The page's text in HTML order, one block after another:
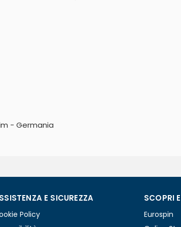
- Germania
E SICUREZZA
Policy
SCOPRI
Eurospin